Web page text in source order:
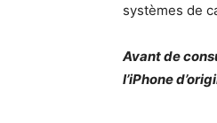
systèmes de
Avant de
l’iPhone